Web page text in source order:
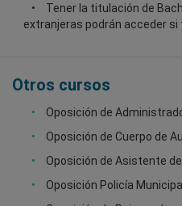
Tener la titulación de
extranjeras podrán acceder
Otros cursos
Oposición de
Oposición de Cuerpo de
Oposición de Asistente
Oposición Policía